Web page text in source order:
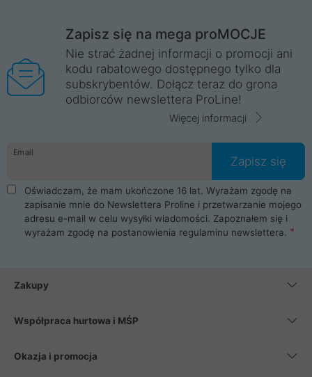
Zapisz się na mega proMOCJE
Nie strać żadnej informacji o promocji ani
kodu rabatowego dostępnego tylko dla
subskrybentów. Dołącz teraz do grona
odbiorców newslettera ProLine!
Więcej informacji
Email
Zapisz się
Oświadczam, że mam ukończone 16 lat. Wyrażam zgodę na
zapisanie mnie do Newslettera Proline i przetwarzanie mojego
adresu e-mail w celu wysyłki wiadomości. Zapoznałem się i
wyrażam zgodę na postanowienia regulaminu newslettera.
Zakupy
Współpraca hurtowa i MŚP
Okazja i promocja